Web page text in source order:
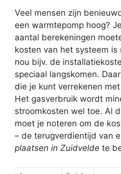
Veel mensen zijn
een warmtepomp hoog?
aantal berekeningen
kosten van het systeem
nou bijv. de
speciaal langskomen.
die je kunt verrekenen
Het gasverbruik wordt
stroomkosten wel toe. Al
moet je noteren om de
– de terugverdientijd van
plaatsen in Zuidvelde te